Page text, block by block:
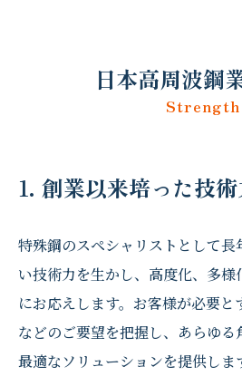
日本高周波鋼
Strength
1. 創業以来培った技術
特殊鋼のスペシャリストとして
い技術力を生かし、高度化、多様
にお応えします。お客様が必要
などのご要望を把握し、あらゆる
最適なソリューションを提供しま